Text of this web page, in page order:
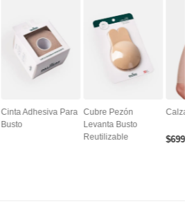
Cinta Adhesiva Para
Busto
Cubre Pezón
Levanta Busto
Reutilizable
Calza
$6990